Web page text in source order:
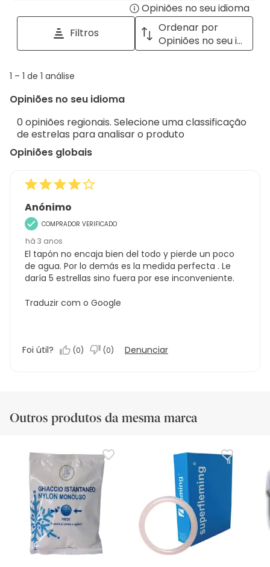
Opiniões no seu idioma
a
with
Filtros
Ordenar por
Opiniões no seu idioma
1
1
análise
1 – 1 de 1 análise
Opiniões no seu idioma
0 opiniões regionais. Selecione uma classificação
de estrelas para analisar o produto
Opiniões globais
Anónimo
COMPRADOR VERIFICADO
há 3 anos
El tapón no encaja bien del todo y pierde un poco
de agua. Por lo demás es la medida perfecta . Le
daría 5 estrellas sino fuera por ese inconveniente.
Traduzir com o Google
Foi útil? (0) (0) Denunciar
Outros produtos da mesma marca